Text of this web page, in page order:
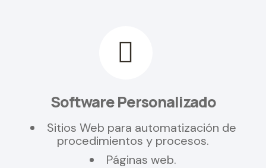
Software Personalizado
Sitios Web para automatización de
procedimientos y procesos.
Páginas web.